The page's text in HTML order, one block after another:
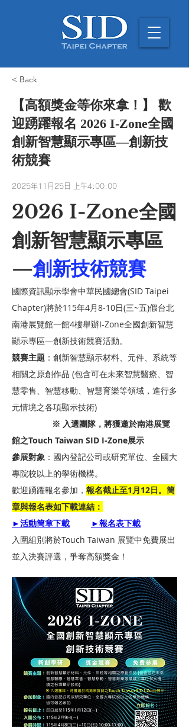
< Back
【高額獎金等你來拿！】 歡
迎踴躍報名 2026 I-Zone全國
創新智慧顯示專區—創新技
術競賽
2025年11月25日 上午4:00:00
2026 I-Zone全國
創新智慧顯示專區
—創新技術競賽
國際資訊顯示學會中華民國總會(SID Taipei
Chapter)將於115年4月8-10日(三~五)假台北
南港展覽館一館4樓舉辦I-Zone全國創新智慧
顯示專區—創新技術競賽活動。
競賽主題 ：創新智慧顯示材料、元件、系統等
相關之原創作品 (包含可在未來智慧醫療、智
慧零售、智慧移動、智慧育樂等領域，進行多
元情境之各項顯示技術)
※ 入選團隊，將獲邀於南港展覽
館之Touch Taiwan SID I-Zone展示
參展對象 ：國內登記公司或研究單位、全國大
專院校以上的學術機構。
歡迎踴躍報名參加， 報名截止至1月12日。簡
章與報名表如下載連結：
►活動簡章下載
►報名表下載
入圍組別將於Touch Taiwan 展覽中免費展出
並入決賽評選，爭奪高額獎金！